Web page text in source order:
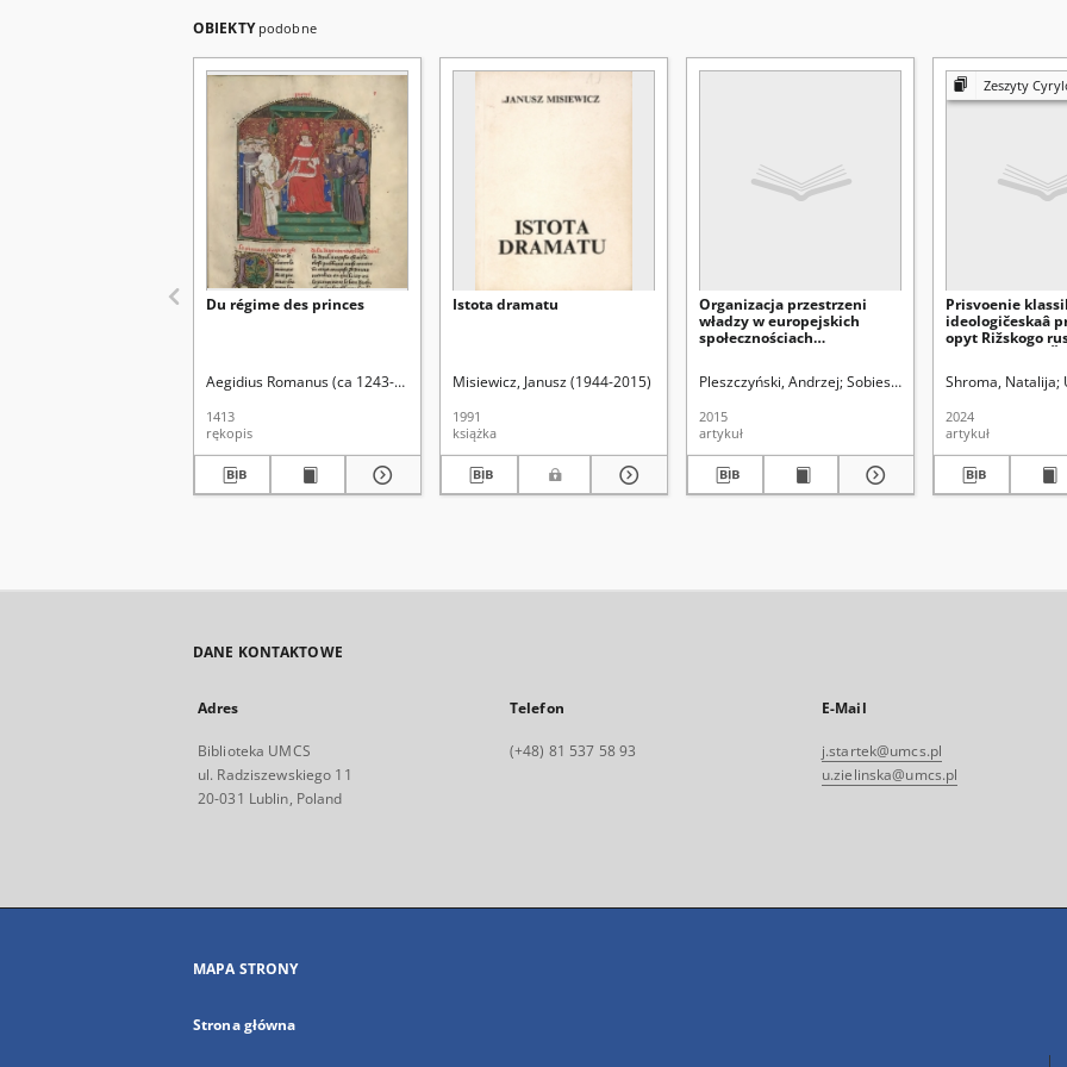
OBIEKTY podobne
Du régime des princes
Aegidius Romanus (ca 1243-1316). Aut. oryg.
1413
rękopis
Istota dramatu
Misiewicz, Janusz (1944-2015)
1991
książka
Organizacja przestrzeni
władzy w europejskich
społecznościach
Pleszczyński, Andrzej Sobiesiak, Joanna Aleksandra.
2015
artykuł
Zeszyty Cyrylo-
Prisvoenie
ideologičeskaâ
opyt Rižskogo
Shroma, Natalija
2024
artykuł
DANE KONTAKTOWE
Adres
Biblioteka UMCS
ul. Radziszewskiego 11
20-031 Lublin, Poland
Telefon
(+48) 81 537 58 93
E-Mail
j.startek@umcs.pl
u.zielinska@umcs.pl
MAPA STRONY
Strona główna